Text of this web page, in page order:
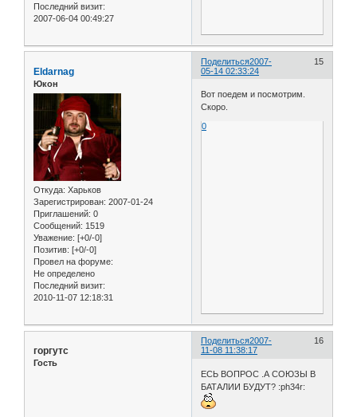
Последний визит:
2007-06-04 00:49:27
Поделиться 15
2007-
05-14 02:33:24
Eldarnag
Юкон
Откуда: Харьков
Зарегистрирован: 2007-01-24
Приглашений: 0
Сообщений: 1519
Уважение: [+0/-0]
Позитив: [+0/-0]
Провел на форуме:
Не определено
Последний визит:
2010-11-07 12:18:31
Вот поедем и посмотрим.
Скоро.
0
Поделиться 16
2007-
11-08 11:38:17
горгутс
Гость
ЕСЬ ВОПРОС .А СОЮЗЫ В
БАТАЛИИ БУДУТ? :ph34r: